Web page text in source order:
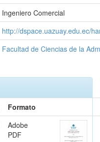
Ingeniero Comercial
http://dspace.uazuay.edu.ec/
Facultad de Ciencias de la
Formato
Adobe
PDF